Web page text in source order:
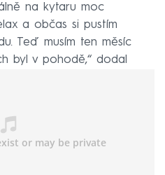
na kytaru moc
a občas si pustím
Teď musím ten měsíc
byl v pohodě,“ dodal